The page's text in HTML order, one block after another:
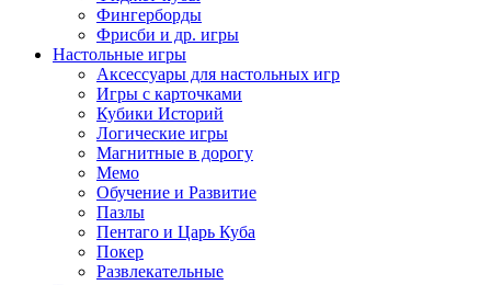
Фингерборды
Фрисби и др. игры
Настольные игры
Аксессуары для настольных игр
Игры с карточками
Кубики Историй
Логические игры
Магнитные в дорогу
Мемо
Обучение и Развитие
Пазлы
Пентаго и Царь Куба
Покер
Развлекательные